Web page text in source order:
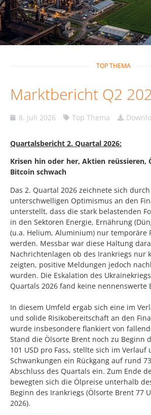
TOP THEMA
Marktbericht Q2
8. Juli 2026 Top Thema
Quartalsbericht 2. Quartal 2026:
Krisen hin oder her, Aktien reüssieren,
Bitcoin schwach
Das 2. Quartal 2026 zeichnete sich
unterschwelligen Optimismus an den
unterstellt, dass die stark belastenden
in den Sektoren Energie, Ernährung
(u.a. Helium, Aluminium) nur temporäre
werden. Messbar war diese Haltung
Nachrichtenlagen ob des Irankriegs nur
zeigten, positive Meldungen jedoch
wurden. Die Eskalation des
Quartals 2026 fand keine nennenswerte
In diesem Umfeld ergab sich eine im
und solide Risikobereitschaft an den
wurde insbesondere flankiert von
Stand die Ölsorte Brent noch zu Beginn
101 USD pro Fass, stellte sich im Verlauf
Schwankungen ein Rückgang auf rund
Abschluss des Quartals ein. Zum Ende
bewegten sich die Ölpreise unterhalb
Beginn des Irankriegs (Ölsorte Brent 77
2026).